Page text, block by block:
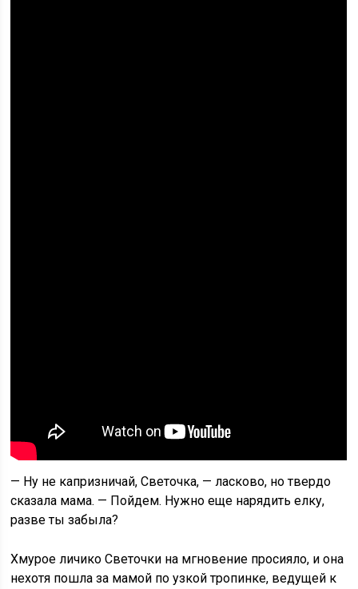
— Ну не капризничай, Светочка, — ласково, но твердо
сказала мама. — Пойдем. Нужно еще нарядить елку,
разве ты забыла?
Хмурое личико Светочки на мгновение просияло, и она
нехотя пошла за мамой по узкой тропинке, ведущей к